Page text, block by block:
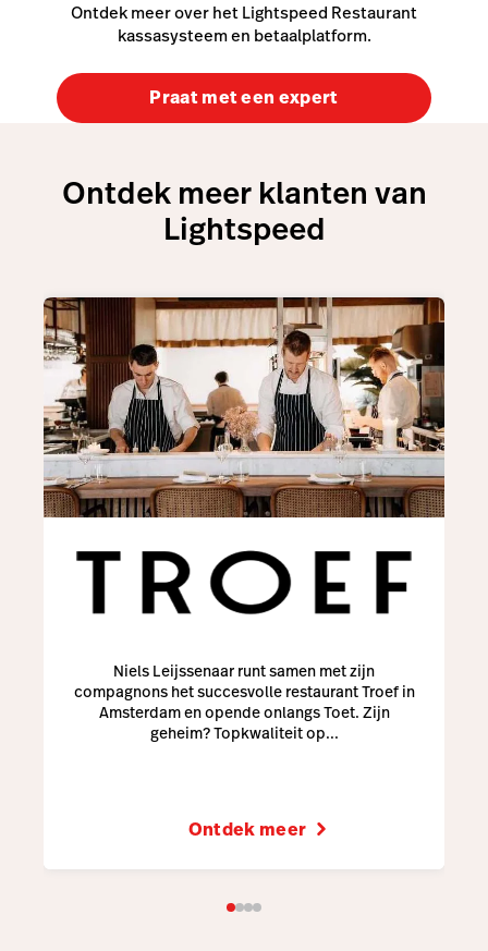
Ontdek meer over het Lightspeed Restaurant
kassasysteem en betaalplatform.
Praat met een expert
Ontdek meer klanten van
Lightspeed
Niels Leijssenaar runt samen met zijn
compagnons het succesvolle restaurant Troef in
Amsterdam en opende onlangs Toet. Zijn
geheim? Topkwaliteit op...
Ontdek meer